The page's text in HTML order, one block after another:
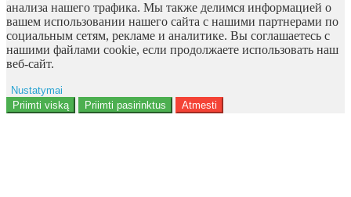
анализа нашего трафика. Мы также делимся информацией о
вашем использовании нашего сайта с нашими партнерами по
социальным сетям, рекламе и аналитике. Вы соглашаетесь с
нашими файлами cookie, если продолжаете использовать наш
веб-сайт.
Nustatymai
Reklama
Priimti viską Priimti pasirinktus Atmesti